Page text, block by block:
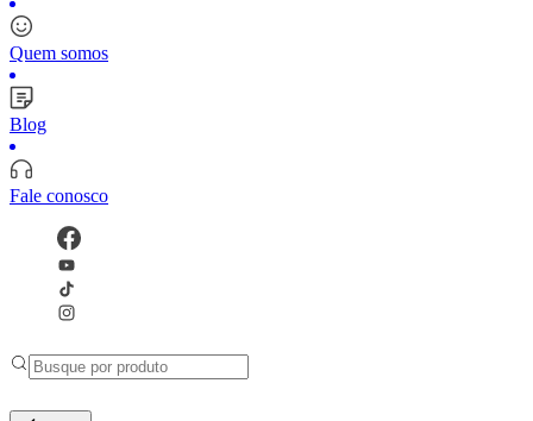
Quem somos
Blog
Fale conosco